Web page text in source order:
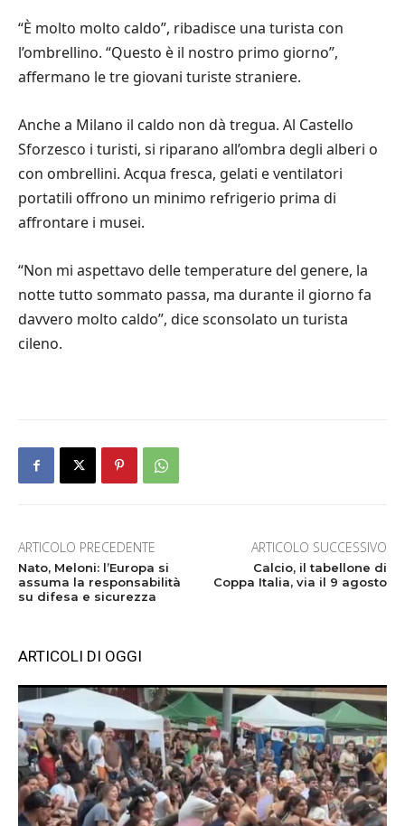
“È molto molto caldo”, ribadisce una turista con
l’ombrellino. “Questo è il nostro primo giorno”,
affermano le tre giovani turiste straniere.
Anche a Milano il caldo non dà tregua. Al Castello
Sforzesco i turisti, si riparano all’ombra degli alberi o
con ombrellini. Acqua fresca, gelati e ventilatori
portatili offrono un minimo refrigerio prima di
affrontare i musei.
“Non mi aspettavo delle temperature del genere, la
notte tutto sommato passa, ma durante il giorno fa
davvero molto caldo”, dice sconsolato un turista
cileno.
ARTICOLO PRECEDENTE
Nato, Meloni: l’Europa si
assuma la responsabilità
su difesa e sicurezza
ARTICOLO SUCCESSIVO
Calcio, il tabellone di
Coppa Italia, via il 9 agosto
ARTICOLI DI OGGI